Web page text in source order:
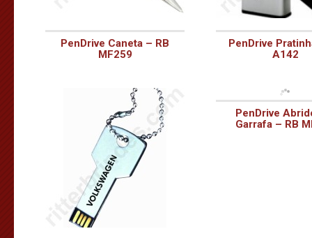
PenDrive Caneta – RB
MF259
PenDrive
A142
PenDrive
Garrafa – RB